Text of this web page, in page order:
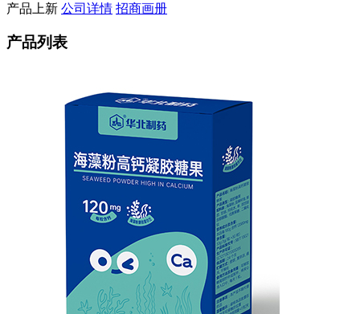
产品上新 公司详情 招商画册
产品列表